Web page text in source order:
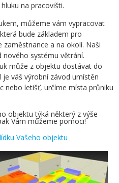
na pracovišti.
můžeme vám vypracovat
bude základem pro
zaměstnance a na okolí. Naši
systému větrání.
může z objektu dostávat do
váš výrobní závod umístěn
nebo letišť, určíme místa průniku
objektu týká některý z výše
Vám můžeme pomoci!
Vašeho objektu